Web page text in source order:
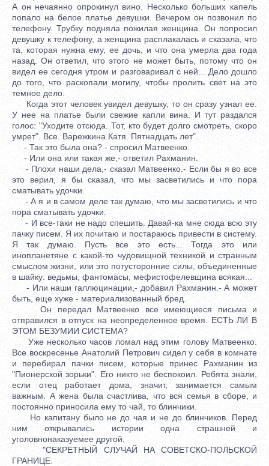
А он нечаянно опрокинул вино. Несколько больших капель
попало на белое платье девушки. Вечером он позвонил по
телефону. Трубку подняла пожилая женщина. Он попросил
девушку к телефону, а женщина расплакалась и сказала, что
та, которая нужна ему, ее дочь, и что она умерла два года
назад. Он ответил, что этого не может быть, потому что он
видел ее сегодня утром и разговаривал с ней... Дело дошло
до того, что раскопали могилу, чтобы пролить свет на это
темное дело.
Когда этот человек увидел девушку, то он сразу узнал ее.
У нее на платье были свежие капли вина. И тут раздался
голос: "Уходите отсюда. Тот, кто будет долго смотреть, скоро
умрет". Все. Варежкина Катя. Пятнадцать лет".
- Так это была она? - спросил Матвеенко.
- Или она или такая же,- ответил Рахманин.
- Плохи наши дела,- сказал Матвеенко.- Если бы я во все
это верил, я бы сказал, что мы засветились и что пора
сматывать удочки.
- А я и в самом деле так думаю, что мы засветились и что
пора сматывать удочки.
- И все-таки не надо спешить. Давай-ка мне сюда всю эту
пачку писем. Я их почитаю и постараюсь привести в систему.
Я так думаю. Пусть все это есть... Тогда это или
инопланетяне с какой-то чудовищной техникой и странным
смыслом жизни, или это потусторонние силы, объединенные
в шайку: ведьмы, фантомасы, мефистофелевщина всякая...
- Или наши галлюцинации,- добавил Рахманин.- А может
быть, еще хуже - материализованный бред.
Он передал Матвеенко все имеющиеся письма и
отправился в отпуск на неопределенное время. ЕСТЬ ЛИ В
ЭТОМ БЕЗУМИИ СИСТЕМА?
Уже несколько часов ломал над этим голову Матвеенко.
Все воскресенье Анатолий Петрович сидел у себя в комнате
и перебирал пачки писем, которые принес Рахманин из
"Пионерской зорьки". Его никто не беспокоил. Ребята знали,
если отец работает дома, значит, занимается самым
важным. А жена была счастлива, что вся семья в сборе, и
постоянно приносила ему то чай, то блинчики.
Но капитану было не до чая и не до блинчиков. Перед
ним открывались истории одна страшней и
уголовнонаказуемее другой.
"СЕКРЕТНЫЙ СЛУЧАЙ НА СОВЕТСКО-ПОЛЬСКОЙ
ГРАНИЦЕ.